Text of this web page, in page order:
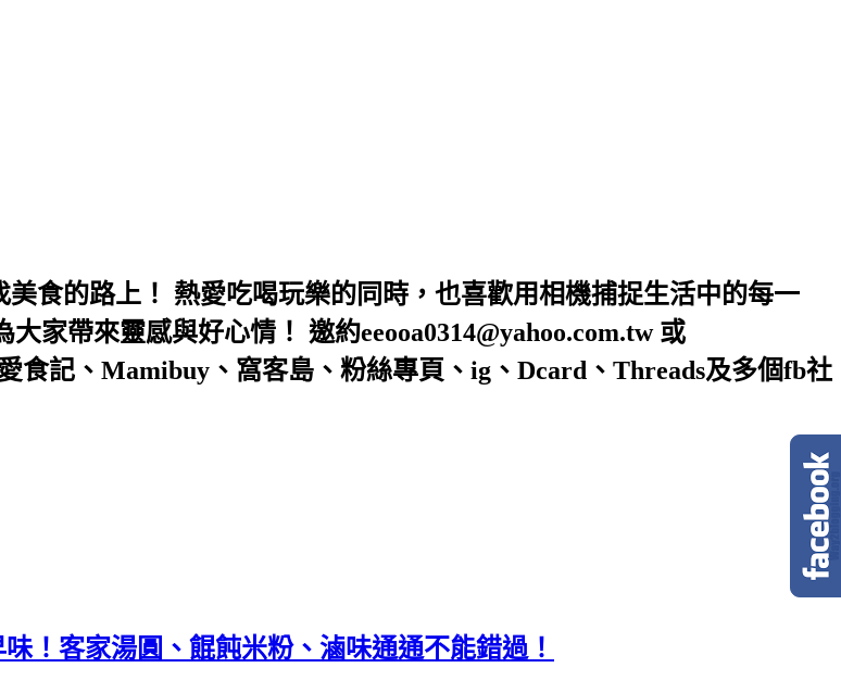
食的路上！ 熱愛吃喝玩樂的同時，也喜歡用相機捕捉生活中的每一
家帶來靈感與好心情！ 邀約eeooa0314@yahoo.com.tw 或
食記、Mamibuy、窩客島、粉絲專頁、ig、Dcard、Threads及多個fb社
！客家湯圓、餛飩米粉、滷味通通不能錯過！